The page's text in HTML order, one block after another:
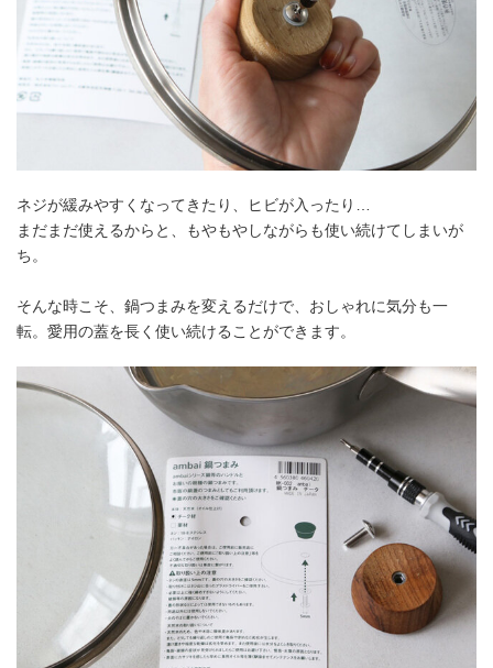
ネジが緩みやすくなってきたり、ヒビが入ったり…
まだまだ使えるからと、もやもやしながらも使い続けてしまいが
ち。
そんな時こそ、鍋つまみを変えるだけで、おしゃれに気分も一
転。愛用の蓋を長く使い続けることができます。